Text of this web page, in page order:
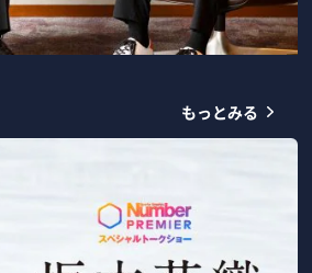
もっとみる